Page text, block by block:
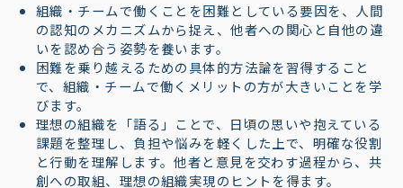
組織・チームで働くことを困難としている要因を、人間
の認知のメカニズムから捉え、他者への関心と自他の違
いを認め合う姿勢を養います。
困難を乗り越えるための具体的方法論を習得すること
で、組織・チームで働くメリットの方が大きいことを学
びます。
理想の組織を「語る」ことで、日頃の思いや抱えている
課題を整理し、負担や悩みを軽くした上で、明確な役割
と行動を理解します。他者と意見を交わす過程から、共
創への取組、理想の組織実現のヒントを得ます。